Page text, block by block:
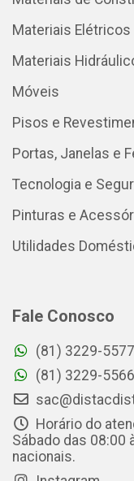
Materiais Elétricos
Materiais
Móveis
Pisos e
Portas, Janelas e
Tecnologia e
Pinturas e
Utilidades
Fale Conosco
(81) 3229-
(81) 3229-
Horário do
Sábado das 08:00
nacionais.